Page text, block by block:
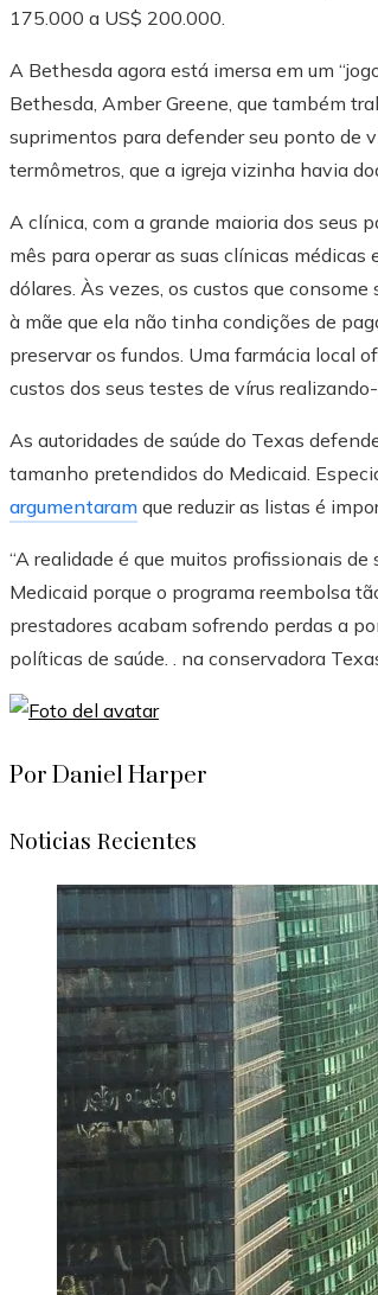
175.000 a US$ 200.000.
A Bethesda agora está imersa em um
Bethesda, Amber Greene, que também
suprimentos para defender seu ponto de
termômetros, que a igreja vizinha havia
A clínica, com a grande maioria dos seus
mês para operar as suas clínicas
dólares. Às vezes, os custos que
à mãe que ela não tinha condições de
preservar os fundos. Uma farmácia local
custos dos seus testes de vírus
As autoridades de saúde do Texas
tamanho pretendidos do Medicaid.
argumentaram que reduzir as listas é
“A realidade é que muitos profissionais
Medicaid porque o programa reembolsa
prestadores acabam sofrendo perdas a
políticas de saúde. . na conservadora
Por Daniel Harper
Noticias Recientes